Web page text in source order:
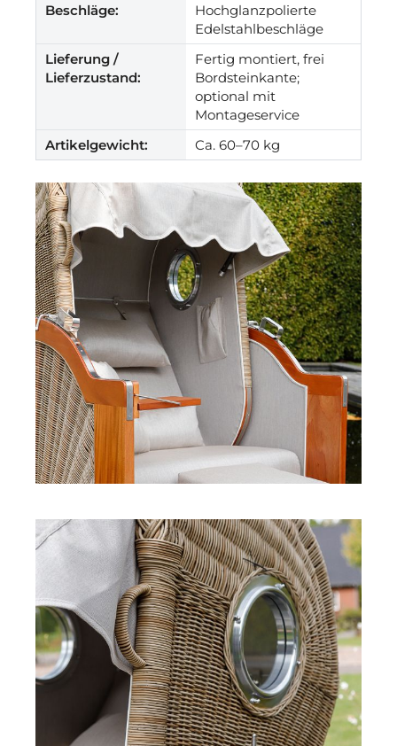
Beschläge:
Hochglanzpolierte
Edelstahlbeschläge
Lieferung /
Lieferzustand:
Fertig montiert, frei
Bordsteinkante;
optional mit
Montageservice
Artikelgewicht:
Ca. 60–70 kg